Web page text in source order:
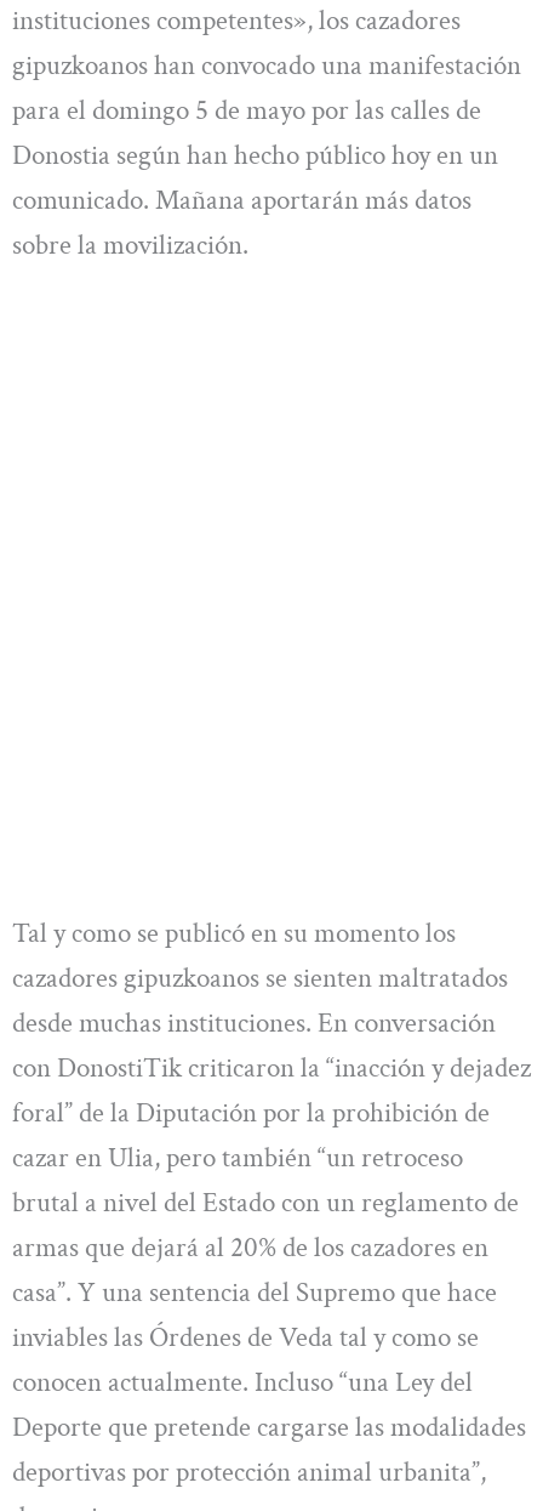
instituciones competentes», los cazadores
gipuzkoanos han convocado una manifestación
para el domingo 5 de mayo por las calles de
Donostia según han hecho público hoy en un
comunicado. Mañana aportarán más datos
sobre la movilización.
Tal y como se publicó en su momento los
cazadores gipuzkoanos se sienten maltratados
desde muchas instituciones. En conversación
con DonostiTik criticaron la “inacción y dejadez
foral” de la Diputación por la prohibición de
cazar en Ulia, pero también “un retroceso
brutal a nivel del Estado con un reglamento de
armas que dejará al 20% de los cazadores en
casa”. Y una sentencia del Supremo que hace
inviables las Órdenes de Veda tal y como se
conocen actualmente. Incluso “una Ley del
Deporte que pretende cargarse las modalidades
deportivas por protección animal urbanita”,